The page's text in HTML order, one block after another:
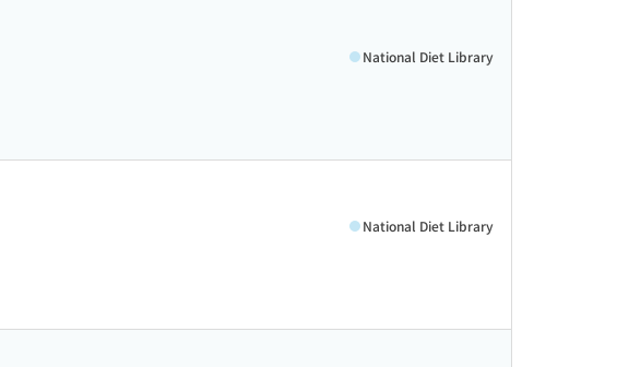
National Diet Library
National Diet Library